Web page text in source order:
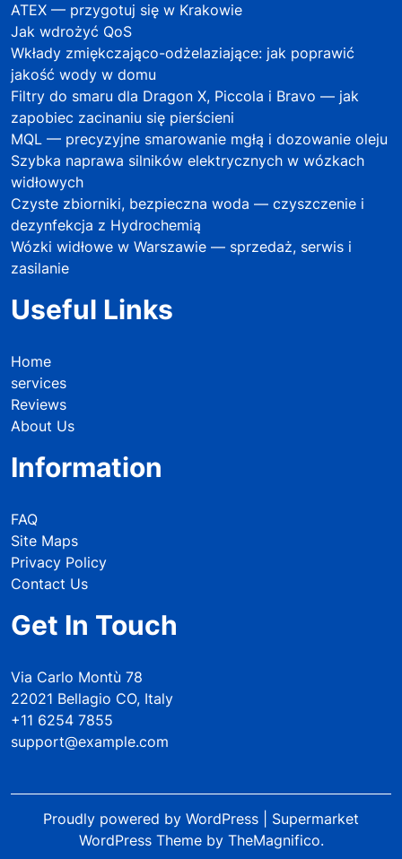
ATEX — przygotuj się w Krakowie
Jak wdrożyć QoS
Wkłady zmiękczająco-odżelaziające: jak poprawić
jakość wody w domu
Filtry do smaru dla Dragon X, Piccola i Bravo — jak
zapobiec zacinaniu się pierścieni
MQL — precyzyjne smarowanie mgłą i dozowanie oleju
Szybka naprawa silników elektrycznych w wózkach
widłowych
Czyste zbiorniki, bezpieczna woda — czyszczenie i
dezynfekcja z Hydrochemią
Wózki widłowe w Warszawie — sprzedaż, serwis i
zasilanie
Useful Links
Home
services
Reviews
About Us
Information
FAQ
Site Maps
Privacy Policy
Contact Us
Get In Touch
Via Carlo Montù 78
22021 Bellagio CO, Italy
+11 6254 7855
support@example.com
Proudly powered by WordPress
Supermarket
WordPress Theme by TheMagnifico.